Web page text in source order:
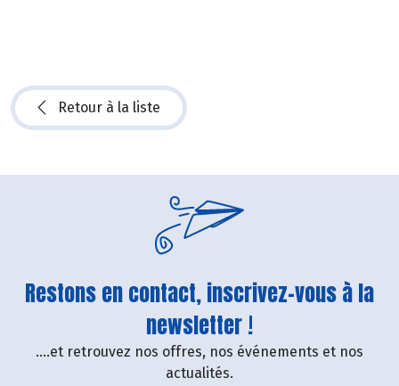
Retour à la liste
Restons en contact, inscrivez-vous à la
newsletter !
....et retrouvez nos offres, nos événements et nos
actualités.